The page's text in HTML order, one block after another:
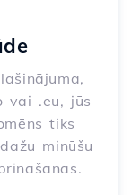
vai .eu, jūs
tiks
minūšu